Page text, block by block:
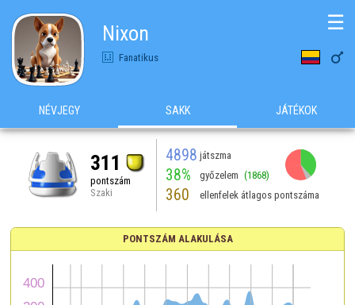
Nixon
Fanatikus 
☰
NÉVJEGY SAKK JÁTÉKOK
311
pontszám
Szaki
4898 játszma
38% győzelem (1868)
360 ellenfelek átlagos pontszáma
PONTSZÁM ALAKULÁSA